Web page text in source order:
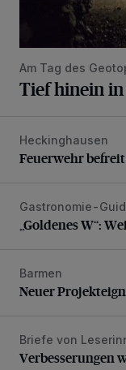
Am Tag des
Tief hinein
Feuerwehr befreit
Heckinghausen
Feuerwehr
„Goldenes W“:
Gastronomie-
„Goldenes W“:
Neuer
Barmen
Neuer
Verbesserungen
Briefe von
Verbesserungen